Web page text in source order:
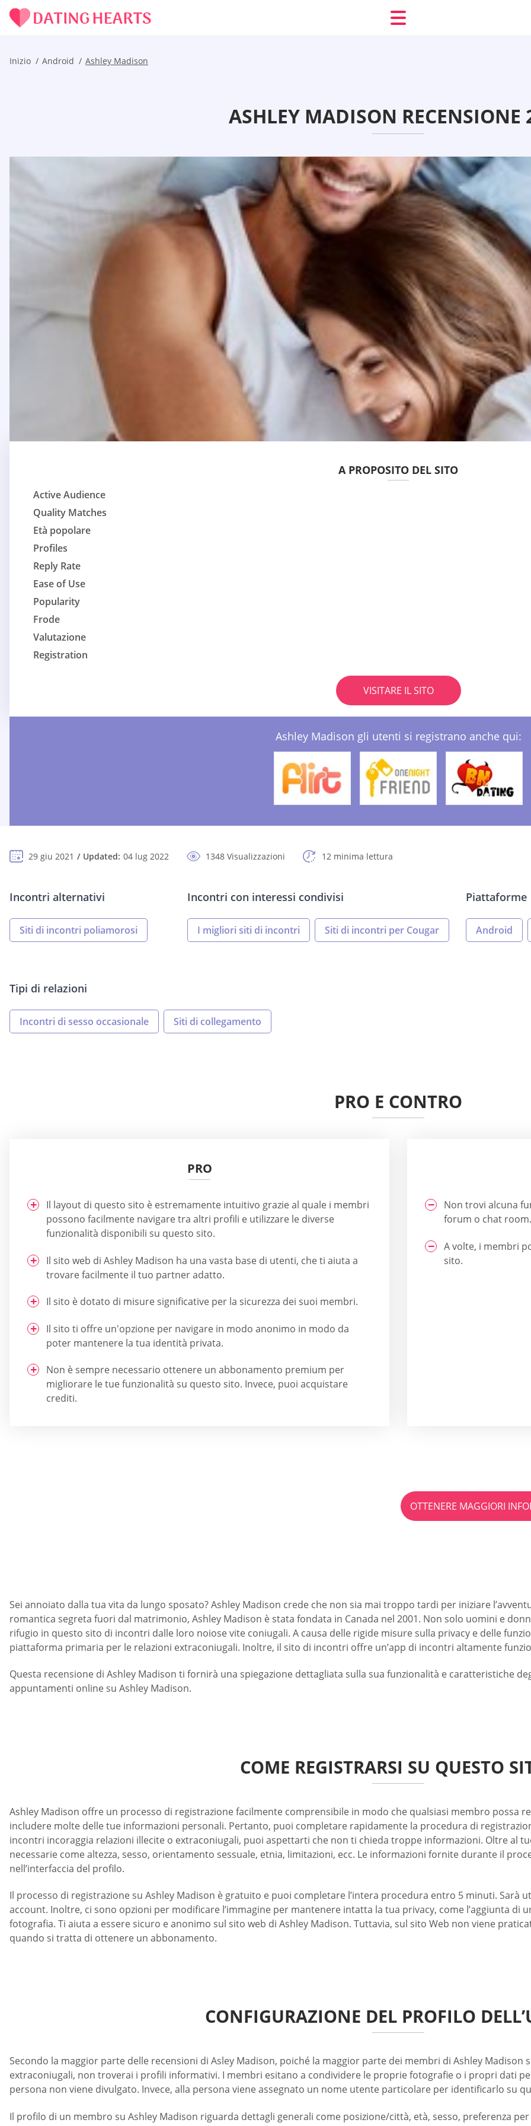
Inizio Android Ashley Madison
ASHLEY MADISON RECENSIONE
A PROPOSITO DEL SITO
Active Audience
Quality Matches
Età popolare
Profiles
Reply Rate
Ease of Use
Popularity
Frode
Valutazione
Registration
VISITARE IL SITO
Ashley Madison gli utenti si registrano anche qui:
29 giu 2021 Updated: 04 lug 2022 1348 Visualizzazioni 12 minima lettura
Incontri alternativi
Siti di incontri poliamorosi
Incontri con interessi condivisi
I migliori siti di incontri Siti di incontri per Cougar
Piattaforme
Android
Tipi di relazioni
Incontri di sesso occasionale Siti di collegamento
PRO E CONTRO
PRO
Il layout di questo sito è estremamente intuitivo grazie al quale i membri
possono facilmente navigare tra altri profili e utilizzare le diverse
funzionalità disponibili su questo sito.
Il sito web di Ashley Madison ha una vasta base di utenti, che ti aiuta a
trovare facilmente il tuo partner adatto.
Il sito è dotato di misure significative per la sicurezza dei suoi membri.
Il sito ti offre un'opzione per navigare in modo anonimo in modo da
poter mantenere la tua identità privata.
Non è sempre necessario ottenere un abbonamento premium per
migliorare le tue funzionalità su questo sito. Invece, puoi acquistare
crediti.
Non trovi alcuna
forum o chat room.
A volte, i membri
sito.
OTTENERE MAGGIORI
Sei annoiato dalla tua vita da lungo sposato? Ashley Madison crede che non sia mai troppo tardi per iniziare
romantica segreta fuori dal matrimonio, Ashley Madison è stata fondata in Canada nel 2001. Non solo uomini e
rifugio in questo sito di incontri dalle loro noiose vite coniugali. A causa delle rigide misure sulla privacy e delle
piattaforma primaria per le relazioni extraconiugali. Inoltre, il sito di incontri offre un’app di incontri altamente
Questa recensione di Ashley Madison ti fornirà una spiegazione dettagliata sulla sua funzionalità e caratteristiche
appuntamenti online su Ashley Madison.
COME REGISTRARSI SU QUESTO
Ashley Madison offre un processo di registrazione facilmente comprensibile in modo che qualsiasi membro possa
includere molte delle tue informazioni personali. Pertanto, puoi completare rapidamente la procedura di
incontri incoraggia relazioni illecite o extraconiugali, puoi aspettarti che non ti chieda troppe informazioni. Oltre al
necessarie come altezza, sesso, orientamento sessuale, etnia, limitazioni, ecc. Le informazioni fornite durante il
nell’interfaccia del profilo.
Il processo di registrazione su Ashley Madison è gratuito e puoi completare l’intera procedura entro 5 minuti. Sarà
account. Inoltre, ci sono opzioni per modificare l’immagine per mantenere intatta la tua privacy, come l’aggiunta di
fotografia. Ti aiuta a essere sicuro e anonimo sul sito web di Ashley Madison. Tuttavia, sul sito Web non viene
quando si tratta di ottenere un abbonamento.
CONFIGURAZIONE DEL PROFILO
Secondo la maggior parte delle recensioni di Asley Madison, poiché la maggior parte dei membri di Ashley
extraconiugali, non troverai i profili informativi. I membri esitano a condividere le proprie fotografie o i propri dati
persona non viene divulgato. Invece, alla persona viene assegnato un nome utente particolare per identificarlo su
Il profilo di un membro su Ashley Madison riguarda dettagli generali come posizione/città, età, sesso, preferenza